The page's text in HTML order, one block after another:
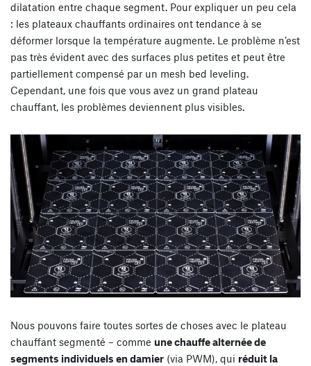
dilatation entre chaque segment. Pour expliquer un peu cela
: les plateaux chauffants ordinaires ont tendance à se
déformer lorsque la température augmente. Le problème n’est
pas très évident avec des surfaces plus petites et peut être
partiellement compensé par un mesh bed leveling.
Cependant, une fois que vous avez un grand plateau
chauffant, les problèmes deviennent plus visibles.
Nous pouvons faire toutes sortes de choses avec le plateau
chauffant segmenté – comme une chauffe alternée de
segments individuels en damier (via PWM), qui réduit la